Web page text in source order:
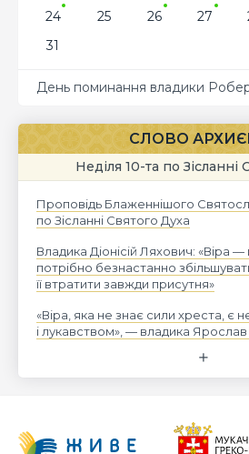
24
25 26 27
31
День поминання владики
СЛОВО
Неділя 10-та по Зісланні
Проповідь Блаженнішого
по Зісланні Святого Духа
Владика Діонісій Ляхович: «Віра
потрібно безнастанно
її втратити завжди присутня»
«Віра, яка не знає сили хреста, є
і лукавством», — владика Ярослав